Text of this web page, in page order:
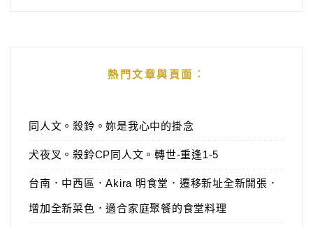
熱門文章與頁面︰
同人文。殺鈴。妳是我心中的掛念
犬夜叉。殺鈴CP同人文。轉世-重逢1-5
台南．中西區．Akira 明食堂．遷移新址全新開張．
增加全新菜色．適合家庭聚餐的食堂料理